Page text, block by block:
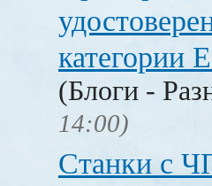
категории
(Блоги -
14:00)
Станки с